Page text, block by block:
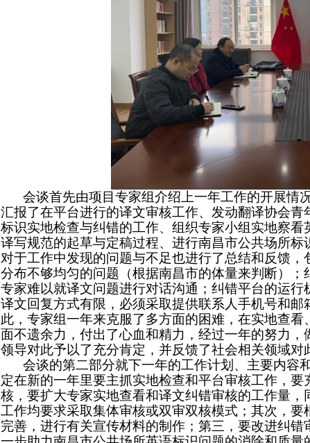
会谈首先由项目专家组介绍上一年工作的开展情
汇报了在平台进行的译文审核工作、 发动翻译协会青
标识实地检查与纠错的工作、组织专家小组实地察
译写规范的起草与定稿过程、进行南昌市公共场所标
对于工作中发现的问题与不足也进行了总结和反馈
分布不够均匀的问题（根据南昌市的体量来判断）
专家难以就译文问题进行对话沟通；纠错平台的运
译文回复方式有限，必须采取提供联系人手机号和
此，专家组一年来克服了多方面的困难，在实地查
面不遗余力，付出了心血和精力，经过一年的努力
领导对此予以了充分肯定，并反馈了社会相关领域对
会谈的第二部分就下一年的工作计划、主要内容
定在新的一年里要主抓实地检查和平台审核工作，
核，要扩大专家实地查看和译文纠错审核的工作量，
工作均要求采取集体审核或双审双核模式；其次，
完善，进行有关宣传材料的制作；第三，要改进纠